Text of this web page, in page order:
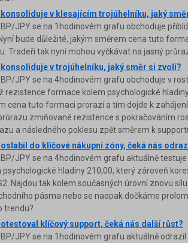
konsoliduje v klesajícím trojúhelníku, jaký
JPY se na 1hodinovém grafu obchoduje
bude důležité, jakým směrem cena tuto
Tradeři tak nyní mohou vyčkávat na jasný
konsoliduje v trojúhelníku, jaký směr si zvolí?
JPY se na 4hodinovém grafu obchoduje v
rezistence formace kolem psychologické
cena tuto formaci prorazí a tím dojde k
zmiňované rezistence s pokračováním
a následného poklesu zpět směrem k
oslabil do klíčové nákupní zóny, čeká nás
JPY se na 4hodinovém grafu aktuálně
hladiny 210,00, který zároveň
Najdou tak kolem současných úrovní znovu
pásma nebo se naopak dočkáme
trendu?
otestoval klíčový support, čeká nás další růst?
JPY se na 1hodinovém grafu aktuálně